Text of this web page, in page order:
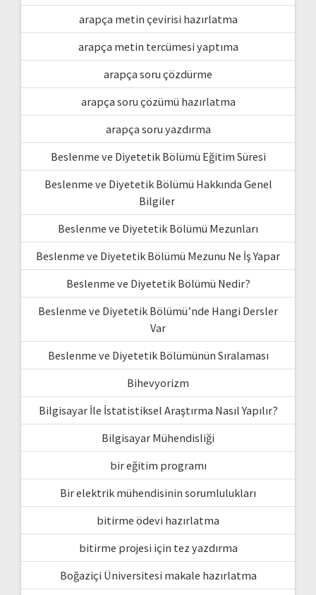
arapça metin çevirisi hazırlatma
arapça metin tercümesi yaptıma
arapça soru çözdürme
arapça soru çözümü hazırlatma
arapça soru yazdırma
Beslenme ve Diyetetik Bölümü Eğitim Süresi
Beslenme ve Diyetetik Bölümü Hakkında Genel
Bilgiler
Beslenme ve Diyetetik Bölümü Mezunları
Beslenme ve Diyetetik Bölümü Mezunu Ne İş Yapar
Beslenme ve Diyetetik Bölümü Nedir?
Beslenme ve Diyetetik Bölümü’nde Hangi Dersler
Var
Beslenme ve Diyetetik Bölümünün Sıralaması
Bihevyorizm
Bilgisayar İle İstatistiksel Araştırma Nasıl Yapılır?
Bilgisayar Mühendisliği
bir eğitim programı
Bir elektrik mühendisinin sorumlulukları
bitirme ödevi hazırlatma
bitirme projesi için tez yazdırma
Boğaziçi Üniversitesi makale hazırlatma